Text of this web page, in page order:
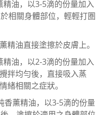
精油，以3-5滴的份量加入
相關身體部位，輕輕打圏
直接塗擦於皮膚上。
精油，以2-3滴的份量加入
拌均勻後，直接吸入蒸
緒相關之症狀。
香薰精油，以3-5滴的份量